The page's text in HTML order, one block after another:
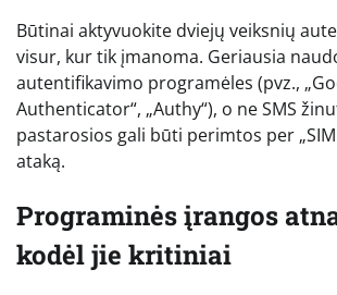
Būtinai aktyvuokite dviejų veiksnių
visur, kur tik įmanoma. Geriausia
autentifikavimo programėles (pvz.,
Authenticator“, „Authy“), o ne SMS
pastarosios gali būti perimtos per
ataką.
Programinės įrangos
kodėl jie kritiniai